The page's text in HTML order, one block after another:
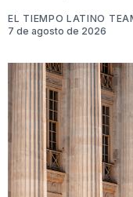
EL TIEMPO LATINO
7 de agosto de 2026